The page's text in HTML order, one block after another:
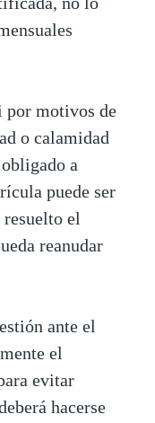
por motivos de
o calamidad
a
puede ser
resuelto el
reanudar
ante el
el
evitar
hacerse